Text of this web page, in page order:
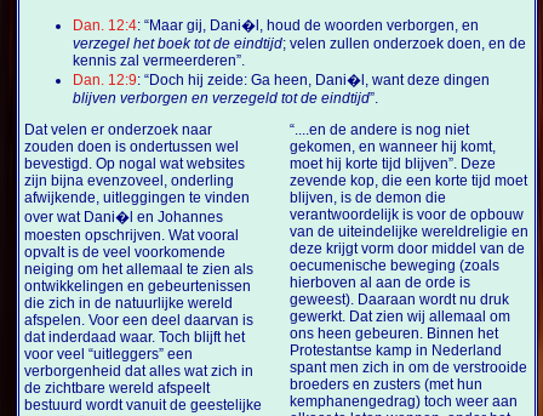
Dan. 12:4: “Maar gij, Dani�l, houd de woorden verborgen, en
verzegel het boek tot de eindtijd; velen zullen onderzoek doen, en de
kennis zal vermeerderen”.
Dan. 12:9: “Doch hij zeide: Ga heen, Dani�l, want deze dingen
blijven verborgen en verzegeld tot de eindtijd”.
Dat velen er onderzoek naar
zouden doen is ondertussen wel
bevestigd. Op nogal wat websites
zijn bijna evenzoveel, onderling
afwijkende, uitleggingen te vinden
over wat Dani�l en Johannes
moesten opschrijven. Wat vooral
opvalt is de veel voorkomende
neiging om het allemaal te zien als
ontwikkelingen en gebeurtenissen
die zich in de natuurlijke wereld
afspelen. Voor een deel daarvan is
dat inderdaad waar. Toch blijft het
voor veel “uitleggers” een
verborgenheid dat alles wat zich in
de zichtbare wereld afspeelt
bestuurd wordt vanuit de geestelijke
“....en de andere is nog niet
gekomen, en wanneer hij komt,
moet hij korte tijd blijven”. Deze
zevende kop, die een korte tijd moet
blijven, is de demon die
verantwoordelijk is voor de opbouw
van de uiteindelijke wereldreligie en
deze krijgt vorm door middel van de
oecumenische beweging (zoals
hierboven al aan de orde is
geweest). Daaraan wordt nu druk
gewerkt. Dat zien wij allemaal om
ons heen gebeuren. Binnen het
Protestantse kamp in Nederland
spant men zich in om de verstrooide
broeders en zusters (met hun
kemphanengedrag) toch weer aan